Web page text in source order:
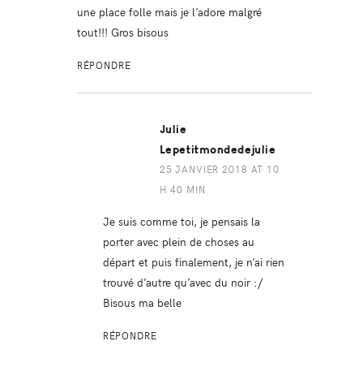
une place folle mais je l’adore malgré
tout!!! Gros bisous
RÉPONDRE
Julie
Lepetitmondedejulie
25 JANVIER 2018 AT 10
H 40 MIN
Je suis comme toi, je pensais la
porter avec plein de choses au
départ et puis finalement, je n’ai rien
trouvé d’autre qu’avec du noir :/
Bisous ma belle
RÉPONDRE